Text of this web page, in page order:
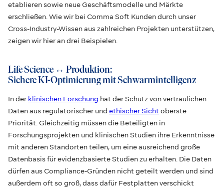
etablieren sowie neue Geschäftsmodelle und Märkte
erschließen. Wie wir bei Comma Soft Kunden durch unser
Cross-Industry-Wissen aus zahlreichen Projekten unterstützen,
zeigen wir hier an drei Beispielen.
Life Science ↔ Produktion:
Sichere KI-Optimierung mit Schwarmintelligenz
In der klinischen Forschung hat der Schutz von vertraulichen
Daten aus regulatorischer und ethischer Sicht oberste
Priorität. Gleichzeitig müssen die Beteiligten in
Forschungsprojekten und klinischen Studien ihre Erkenntnisse
mit anderen Standorten teilen, um eine ausreichend große
Datenbasis für evidenzbasierte Studien zu erhalten. Die Daten
dürfen aus Compliance-Gründen nicht geteilt werden und sind
außerdem oft so groß, dass dafür Festplatten verschickt